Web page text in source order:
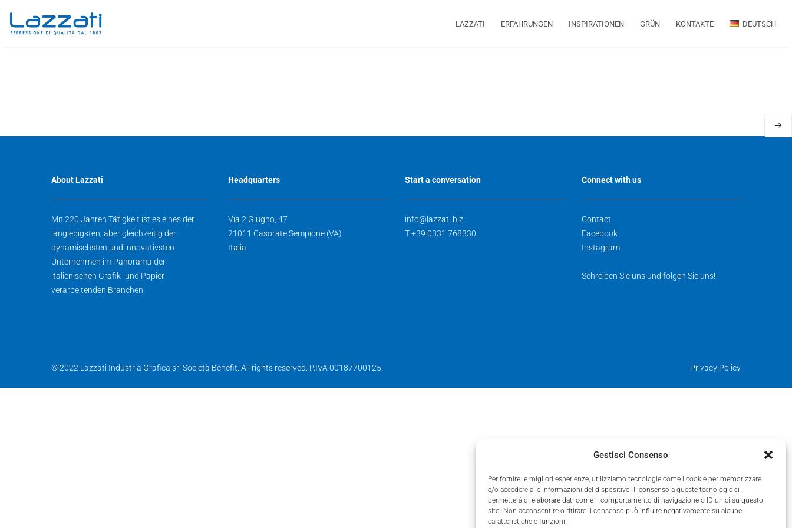
Gestisci Consenso
Per fornire le migliori esperienze, utilizziamo tecnologie come i cookie per memorizzare
e/o accedere alle informazioni del dispositivo. Il consenso a queste tecnologie ci
permetterà di elaborare dati come il comportamento di navigazione o ID unici su questo
sito. Non acconsentire o ritirare il consenso può influire negativamente su alcune
caratteristiche e funzioni.
LAZZATI ERFAHRUNGEN INSPIRATIONEN GRÜN KONTAKTE DEUTSCH
About Lazzati
Mit 220 Jahren Tätigkeit ist es eines der
langlebigsten, aber gleichzeitig der
dynamischsten und innovativsten
Unternehmen im Panorama der
italienischen Grafik- und Papier
verarbeitenden Branchen.
Headquarters
Via 2 Giugno, 47
21011 Casorate Sempione (VA)
Italia
Start a conversation
info@lazzati.biz
T +39 0331 768330
Connect with us
Contact
Facebook
Instagram
Schreiben Sie uns und folgen Sie uns!
© 2022 Lazzati Industria Grafica srl Società Benefit. All rights reserved. P.IVA 00187700125. Privacy Policy